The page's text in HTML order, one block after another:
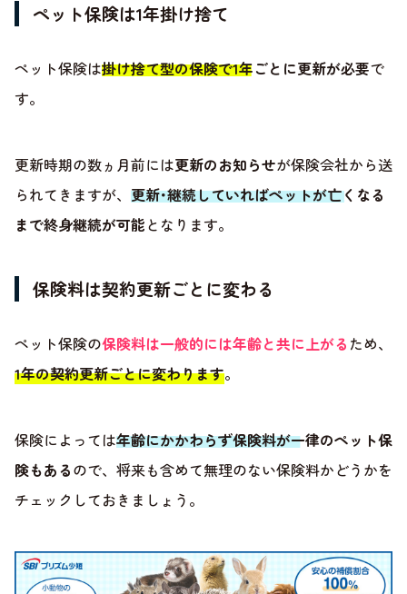
ペット保険は1年掛け捨て
ペット保険は掛け捨て型の保険で1年ごとに更新が必要で
す。
更新時期の数ヵ月前には更新のお知らせが保険会社から送
られてきますが、 更新･継続していればペットが亡くなる
まで終身継続が可能となります。
保険料は契約更新ごとに変わる
ペット保険の保険料は一般的には年齢と共に上がる ため、
1年の契約更新ごとに変わります。
保険によっては年齢にかかわらず保険料が一律のペット保
険もあるので、将来も含めて無理のない保険料かどうかを
チェックしておきましょう。